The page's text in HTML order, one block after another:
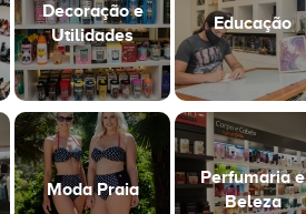
Decoração e
Utilidades
Educação
Moda Praia
Perfumaria e
Beleza